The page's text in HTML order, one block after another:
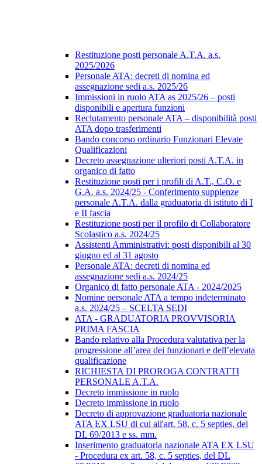
Restituzione posti personale A.T.A. a.s.
2025/2026
Personale ATA: decreti di nomina ed
assegnazione sedi a.s. 2025/26
Immissioni in ruolo ATA as 2025/26 – posti
disponibili e apertura funzioni
Reclutamento personale ATA – disponibilità posti
ATA dopo trasferimenti
Bando concorso ordinario Funzionari Elevate
Qualificazioni
Decreto assegnazione ulteriori posti A.T.A. in
organico di fatto
Restituzione posti per i profili di A.T., C.O. e
G.A. a.s. 2024/25 - Conferimento supplenze
personale A.T.A. dalla graduatoria di istituto di I
e II fascia
Restituzione posti per il profilo di Collaboratore
Scolastico a.s. 2024/25
Assistenti Amministrativi: posti disponibili al 30
giugno ed al 31 agosto
Personale ATA: decreti di nomina ed
assegnazione sedi a.s. 2024/25
Organico di fatto personale ATA - 2024/2025
Nomine personale ATA a tempo indeterminato
a.s. 2024/25 – SCELTA SEDI
ATA - GRADUATORIA PROVVISORIA
PRIMA FASCIA
Bando relativo alla Procedura valutativa per la
progressione all’area dei funzionari e dell’elevata
qualificazione
RICHIESTA DI PROROGA CONTRATTI
PERSONALE A.T.A.
Decreto immissione in ruolo
Decreto immissione in ruolo
Decreto di approvazione graduatoria nazionale
ATA EX LSU di cui all'art. 58, c. 5 septies, del
DL 69/2013 e ss. mm.
Inserimento graduatoria nazionale ATA EX LSU
- Procedura ex art. 58, c. 5 septies, del DL